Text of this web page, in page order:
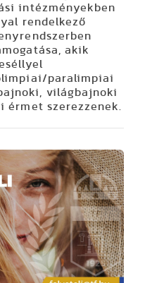
intézményekben
rendelkező
akik
paralimpiai
világbajnoki
szerezzenek.